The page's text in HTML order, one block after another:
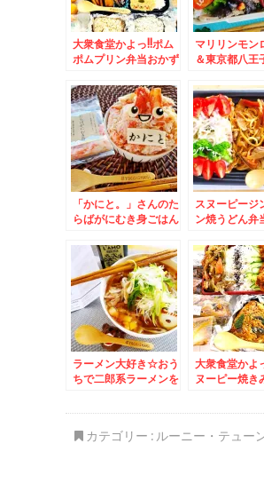
大衆食堂かよっ!!ポム
ポムプリン弁当おかず
しいフローズンアイス
(*´艸`*)メロン味なぜ
かカップ2個(・・?
マリリンモン
＆東京都八王
トコロッケ」
チカツサンド
のお弁当」も
～(*´艸`*)
「かにと。」さんのた
らばがにむき身ごはん
スヌーピージ
ン焼うどん弁
「Calrose」
ズ米♪
ラーメン大好き☆おう
ちで二郎系ラーメンを
大衆食堂かよ
ヌーピー焼き
カテゴリー : ルーニー・テュー